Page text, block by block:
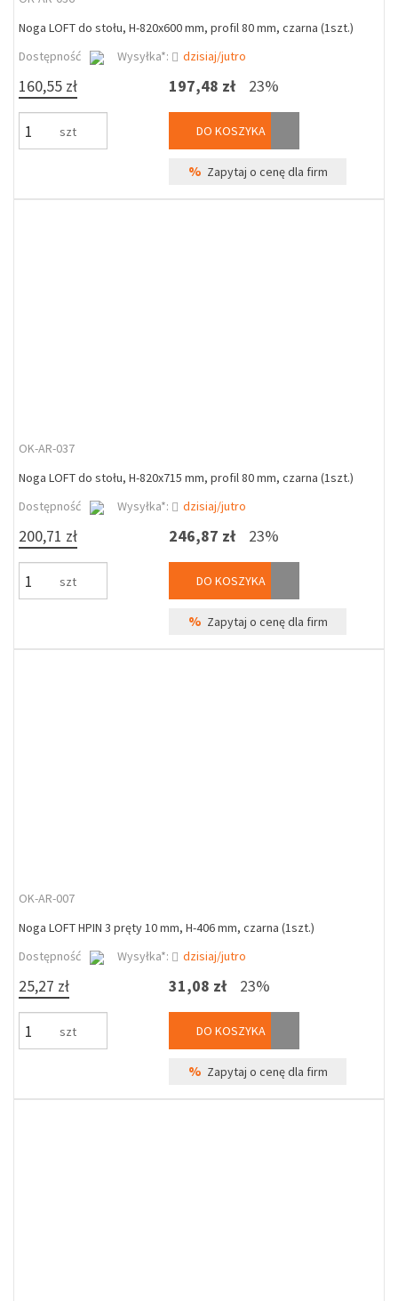
Noga LOFT do stołu, H-820x600 mm, profil 80 mm, czarna (1szt.)
Dostępność
Wysyłka*: dzisiaj/jutro
160,55 zł
szt
197,48 zł 23%
DO KOSZYKA
% Zapytaj o cenę dla firm
OK-AR-037
Noga LOFT do stołu, H-820x715 mm, profil 80 mm, czarna (1szt.)
Dostępność
Wysyłka*: dzisiaj/jutro
200,71 zł
szt
246,87 zł 23%
DO KOSZYKA
% Zapytaj o cenę dla firm
OK-AR-007
Noga LOFT HPIN 3 pręty 10 mm, H-406 mm, czarna (1szt.)
Dostępność
Wysyłka*: dzisiaj/jutro
25,27 zł
szt
31,08 zł 23%
DO KOSZYKA
% Zapytaj o cenę dla firm